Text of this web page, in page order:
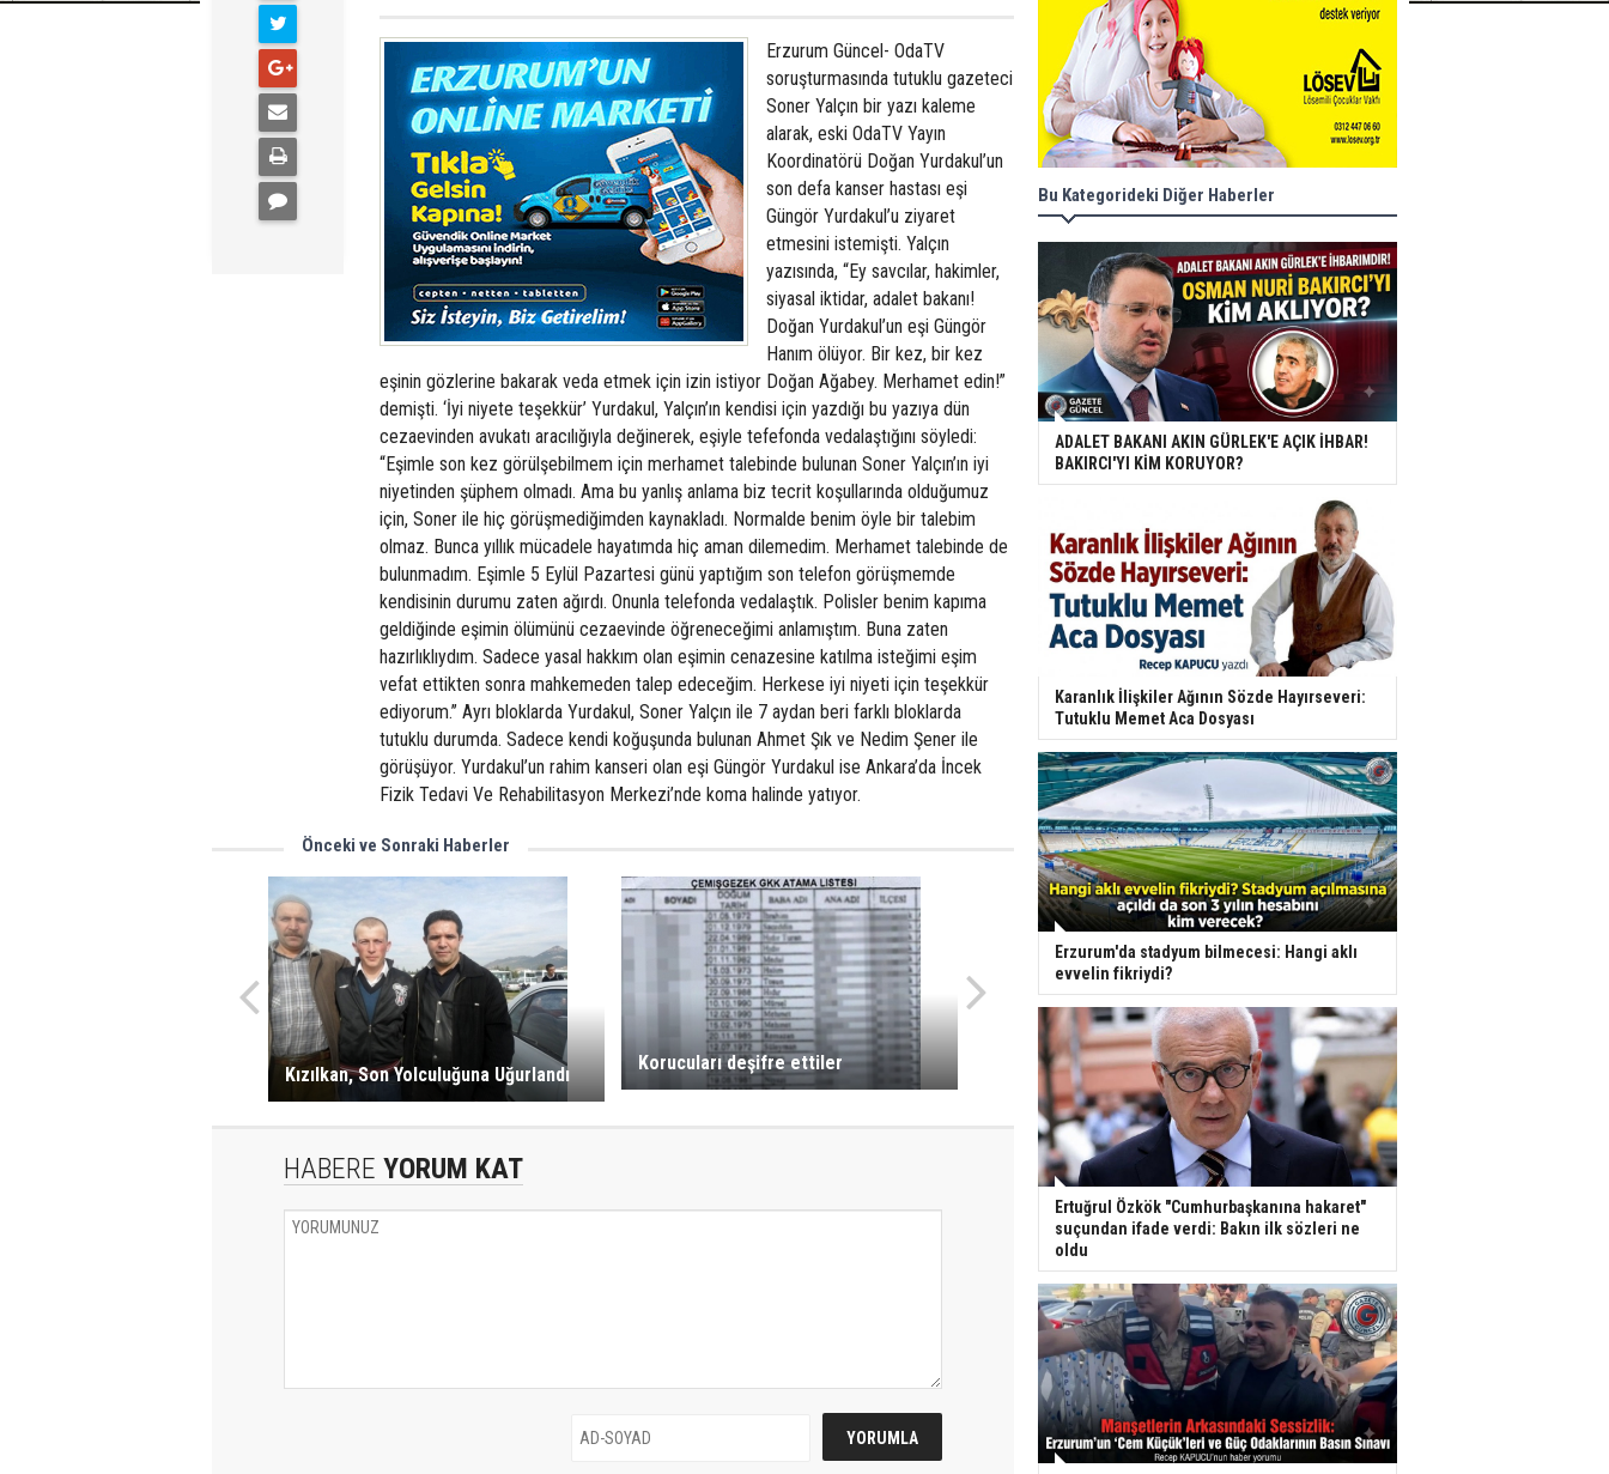
Erzurum Güncel- OdaTV
soruşturmasında tutuklu gazeteci
Soner Yalçın bir yazı kaleme
alarak, eski OdaTV Yayın
Koordinatörü Doğan Yurdakul’un
son defa kanser hastası eşi
Güngör Yurdakul’u ziyaret
etmesini istemişti. Yalçın
yazısında, “Ey savcılar, hakimler,
siyasal iktidar, adalet bakanı!
Doğan Yurdakul’un eşi Güngör
Hanım ölüyor. Bir kez, bir kez
eşinin gözlerine bakarak veda etmek için izin istiyor Doğan Ağabey. Merhamet edin!”
demişti. ‘İyi niyete teşekkür’ Yurdakul, Yalçın’ın kendisi için yazdığı bu yazıya dün
cezaevinden avukatı aracılığıyla değinerek, eşiyle tefefonda vedalaştığını söyledi:
“Eşimle son kez görülşebilmem için merhamet talebinde bulunan Soner Yalçın’ın iyi
niyetinden şüphem olmadı. Ama bu yanlış anlama biz tecrit koşullarında olduğumuz
için, Soner ile hiç görüşmediğimden kaynakladı. Normalde benim öyle bir talebim
olmaz. Bunca yıllık mücadele hayatımda hiç aman dilemedim. Merhamet talebinde de
bulunmadım. Eşimle 5 Eylül Pazartesi günü yaptığım son telefon görüşmemde
kendisinin durumu zaten ağırdı. Onunla telefonda vedalaştık. Polisler benim kapıma
geldiğinde eşimin ölümünü cezaevinde öğreneceğimi anlamıştım. Buna zaten
hazırlıklıydım. Sadece yasal hakkım olan eşimin cenazesine katılma isteğimi eşim
vefat ettikten sonra mahkemeden talep edeceğim. Herkese iyi niyeti için teşekkür
ediyorum.’’ Ayrı bloklarda Yurdakul, Soner Yalçın ile 7 aydan beri farklı bloklarda
tutuklu durumda. Sadece kendi koğuşunda bulunan Ahmet Şık ve Nedim Şener ile
görüşüyor. Yurdakul’un rahim kanseri olan eşi Güngör Yurdakul ise Ankara’da İncek
Fizik Tedavi Ve Rehabilitasyon Merkezi’nde koma halinde yatıyor.
Önceki ve Sonraki Haberler
Kızılkan, Son Yolculuğuna Uğurlandı
Korucuları deşifre ettiler
HABERE YORUM KAT
Bu Kategorideki Diğer Haberler
ADALET BAKANI AKIN GÜRLEK'E AÇIK İHBAR!
BAKIRCI'YI KİM KORUYOR?
Karanlık İlişkiler Ağının Sözde Hayırseveri:
Tutuklu Memet Aca Dosyası
Erzurum'da stadyum bilmecesi: Hangi aklı
evvelin fikriydi?
Ertuğrul Özkök "Cumhurbaşkanına hakaret"
suçundan ifade verdi: Bakın ilk sözleri ne
oldu